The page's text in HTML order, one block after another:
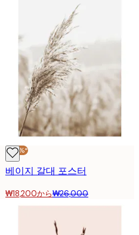
-30%*
베이지 갈대 포스터
₩18,200から₩26,000